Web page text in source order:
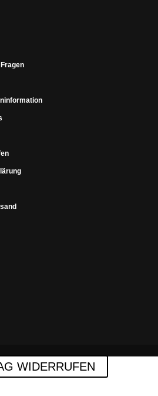
WIDERRUFEN